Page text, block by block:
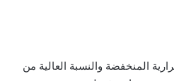
المنخفضة والنسبة العالية من